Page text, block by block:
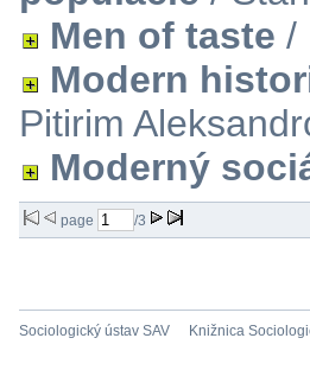
Men of taste /
Modern
Pitirim
Moderný
page /3
Sociologický ústav SAV Knižnica